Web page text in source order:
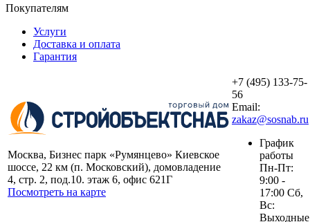
Покупателям
Услуги
Доставка и оплата
Гарантия
Москва, Бизнес парк «Румянцево» Киевское
шоссе, 22 км (п. Московский), домовладение
4, стр. 2, под.10. этаж 6, офис 621Г
Посмотреть на карте
+7 (495) 133-75-
56
Email:
zakaz@sosnab.ru
График
работы
Пн-Пт:
9:00 -
17:00 Сб,
Вс:
Выходные